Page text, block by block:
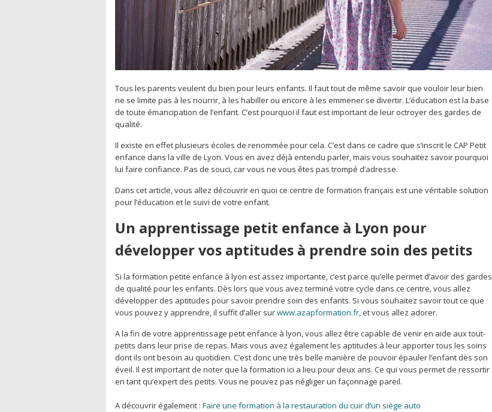
Tous les parents veulent du bien pour leurs enfants. Il faut tout de même savoir que vouloir leur bien
ne se limite pas à les nourrir, à les habiller ou encore à les emmener se divertir. L’éducation est la base
de toute émancipation de l’enfant. C’est pourquoi il faut est important de leur octroyer des gardes de
qualité.
Il existe en effet plusieurs écoles de renommée pour cela. C’est dans ce cadre que s’inscrit le CAP Petit
enfance dans la ville de Lyon. Vous en avez déjà entendu parler, mais vous souhaitez savoir pourquoi
lui faire confiance. Pas de souci, car vous ne vous êtes pas trompé d’adresse.
Dans cet article, vous allez découvrir en quoi ce centre de formation français est une véritable solution
pour l’éducation et le suivi de votre enfant.
Un apprentissage petit enfance à Lyon pour
développer vos aptitudes à prendre soin des petits
Si la formation petite enfance à lyon est assez importante, c’est parce qu’elle permet d’avoir des gardes
de qualité pour les enfants. Dès lors que vous avez terminé votre cycle dans ce centre, vous allez
développer des aptitudes pour savoir prendre soin des enfants. Si vous souhaitez savoir tout ce que
vous pouvez y apprendre, il suffit d’aller surwww.azapformation.fr, et vous allez adorer.
A la fin de votre apprentissage petit enfance à lyon, vous allez être capable de venir en aide aux tout-
petits dans leur prise de repas. Mais vous avez également les aptitudes à leur apporter tous les soins
dont ils ont besoin au quotidien. C’est donc une très belle manière de pouvoir épauler l’enfant dès son
éveil. Il est important de noter que la formation ici a lieu pour deux ans. Ce qui vous permet de ressortir
en tant qu’expert des petits. Vous ne pouvez pas négliger un façonnage pareil.
A découvrir également : Faire une formation à la restauration du cuir d’un siège auto